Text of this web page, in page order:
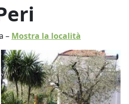
– Mostra la località